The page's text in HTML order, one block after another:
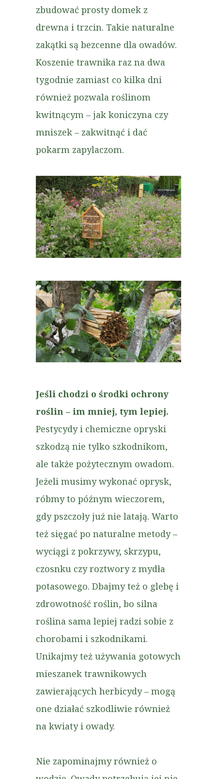
zbudować prosty domek z
drewna i trzcin. Takie naturalne
zakątki są bezcenne dla owadów.
Koszenie trawnika raz na dwa
tygodnie zamiast co kilka dni
również pozwala roślinom
kwitnącym – jak koniczyna czy
mniszek – zakwitnąć i dać
pokarm zapylaczom.
Jeśli chodzi o środki ochrony
roślin – im mniej, tym lepiej.
Pestycydy i chemiczne opryski
szkodzą nie tylko szkodnikom,
ale także pożytecznym owadom.
Jeżeli musimy wykonać oprysk,
róbmy to późnym wieczorem,
gdy pszczoły już nie latają. Warto
też sięgać po naturalne metody –
wyciągi z pokrzywy, skrzypu,
czosnku czy roztwory z mydła
potasowego. Dbajmy też o glebę i
zdrowotność roślin, bo silna
roślina sama lepiej radzi sobie z
chorobami i szkodnikami.
Unikajmy też używania gotowych
mieszanek trawnikowych
zawierających herbicydy – mogą
one działać szkodliwie również
na kwiaty i owady.
Nie zapominajmy również o